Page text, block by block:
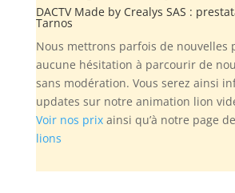
DACTV Made by Crealys SAS :
Tarnos
Nous mettrons parfois de nouvelles
aucune hésitation à parcourir de
sans modération. Vous serez ainsi
updates sur notre animation lion
Voir nos prixainsi qu’à notre page
lions